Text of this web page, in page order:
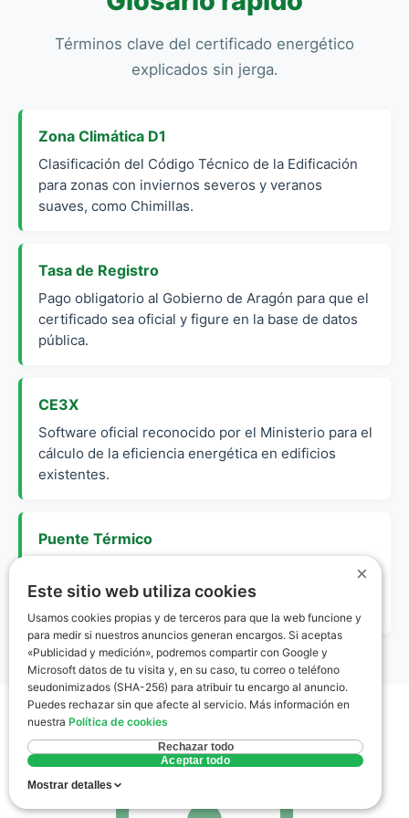
Términos clave del certificado energético
explicados sin jerga.
Zona Climática D1
Clasificación del Código Técnico de la Edificación
para zonas con inviernos severos y veranos
suaves, como Chimillas.
Tasa de Registro
Pago obligatorio al Gobierno de Aragón para que el
certificado sea oficial y figure en la base de datos
pública.
CE3X
Software oficial reconocido por el Ministerio para el
cálculo de la eficiencia energética en edificios
existentes.
Puente Térmico
transmite más fácilmente el calor, como los marcos
×
Este sitio web utiliza cookies
Usamos cookies propias y de terceros para que la web funcione y
para medir si nuestros anuncios generan encargos. Si aceptas
«Publicidad y medición», podremos compartir con Google y
Microsoft datos de tu visita y, en su caso, tu correo o teléfono
seudonimizados (SHA-256) para atribuir tu encargo al anuncio.
Puedes rechazar sin que afecte al servicio. Más información en
nuestra Política de cookies
Rechazar todo
Aceptar todo
Mostrar detalles